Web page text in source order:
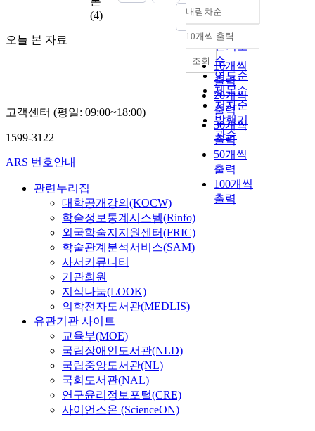
(4)
오늘 본 자료
정확도
순
인기도
순
연도순
제목순
저자순
발행기
관순
내림차순
내림차순
10개씩 출력
10개씩
출력
20개씩
출력
30개씩
출력
50개씩
출력
100개씩
출력
조회
고객센터 (평일: 09:00~18:00)
1599-3122
ARS 번호안내
관련누리집
대학공개강의(KOCW)
학술정보통계시스템(Rinfo)
외국학술지지원센터(FRIC)
학술관계분석서비스(SAM)
사서커뮤니티
기관회원
지식나눔(LOOK)
의학전자도서관(MEDLIS)
유관기관 사이트
교육부(MOE)
국립장애인도서관(NLD)
국립중앙도서관(NL)
국회도서관(NAL)
연구윤리정보포털(CRE)
사이언스온 (ScienceON)